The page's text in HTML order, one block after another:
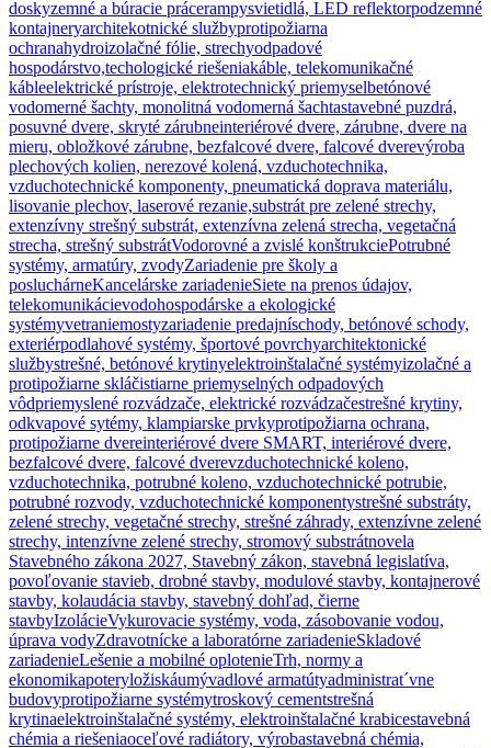
doskyzemné a búracie prácerampysvietidlá, LED reflektorpodzemné
kontajneryarchitekotnické službyprotipožiarna
ochranahydroizolačné fólie, strechyodpadové
hospodárstvo,techologické riešeniakáble, telekomunikačné
kábleelektrické prístroje, elektrotechnický priemyselbetónové
vodomerné šachty, monolitná vodomerná šachtastavebné puzdrá,
posuvné dvere, skryté zárubneinteriérové dvere, zárubne, dvere na
mieru, obložkové zárubne, bezfalcové dvere, falcové dverevýroba
plechových kolien, nerezové kolená, vzduchotechnika,
vzduchotechnické komponenty, pneumatická doprava materiálu,
lisovanie plechov, laserové rezanie,substrát pre zelené strechy,
extenzívny strešný substrát, extenzívna zelená strecha, vegetačná
strecha, strešný substrátVodorovné a zvislé konštrukciePotrubné
systémy, armatúry, zvodyZariadenie pre školy a
posluchárneKancelárske zariadenieSiete na prenos údajov,
telekomunikácievodohospodárske a ekologické
systémyvetraniemostyzariadenie predajníschody, betónové schody,
exteriérpodlahové systémy, športové povrchyarchitektonické
službystrešné, betónové krytinyelektroinštalačné systémyizolačné a
protipožiarne skláčistiarne priemyselných odpadových
vôdpriemyslené rozvádzače, elektrické rozvádzačestrešné krytiny,
odkvapové sytémy, klampiarske prvkyprotipožiarna ochrana,
protipožiarne dvereinteriérové dvere SMART, interiérové dvere,
bezfalcové dvere, falcové dverevzduchotechnické koleno,
vzduchotechnika, potrubné koleno, vzduchotechnické potrubie,
potrubné rozvody, vzduchotechnické komponentystrešné substráty,
zelené strechy, vegetačné strechy, strešné záhrady, extenzívne zelené
strechy, intenzívne zelené strechy, stromový substrátnovela
Stavebného zákona 2027, Stavebný zákon, stavebná legislatíva,
povoľovanie stavieb, drobné stavby, modulové stavby, kontajnerové
stavby, kolaudácia stavby, stavebný dohľad, čierne
stavbyIzolácieVykurovacie systémy, voda, zásobovanie vodou,
úprava vodyZdravotnícke a laboratórne zariadenieSkladové
zariadenieLešenie a mobilné oplotenieTrh, normy a
ekonomikapoteryložiskáumývadlové armatútyadministrat´vne
budovyprotipožiarne systémytroskový cementstrešná
krytinaelektroinštalačné systémy, elektroinštalačné krabicestavebná
chémia a riešeniaoceľové radiátory, výrobastavebná chémia,